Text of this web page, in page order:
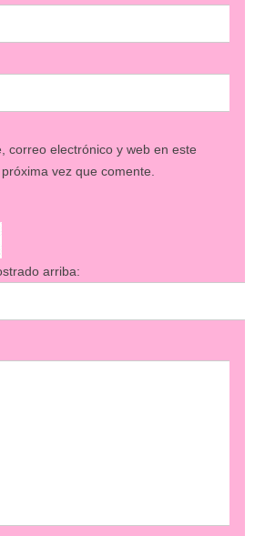
correo electrónico y web en este
vez que comente.
arriba: